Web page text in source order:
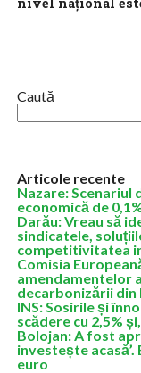
nivel naţional
Caută
Articole recente
Nazare: Scenariul
economică de
Darău: Vreau să
sindicatele,
competitivitatea
Comisia
amendamentelor
decarbonizării din
INS: Sosirile și
scădere cu 2,5%
Bolojan: A fost
investește
euro